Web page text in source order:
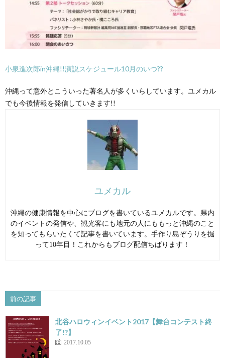
小泉進次郎in沖縄!!演説スケジュール10月のいつ??
沖縄って意外とこういった著名人が多くいらしています。ユメカル
でも今後情報を発信していきます!!
ユメカル
沖縄の健康情報を中心にブログを書いているユメカルです。県内
のイベントの発信や、観光客にも地元の人にももっと沖縄のこと
を知ってもらいたくて記事を書いています。手作り島ぞうりを掘
って10年目！これからもブログ配信ちばります！
前の記事
北谷ハロウィンイベント2017【舞台コンテスト終
了!?】
2017.10.05